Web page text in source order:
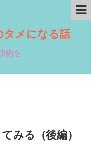
タメになる話
術を
みる（後編）